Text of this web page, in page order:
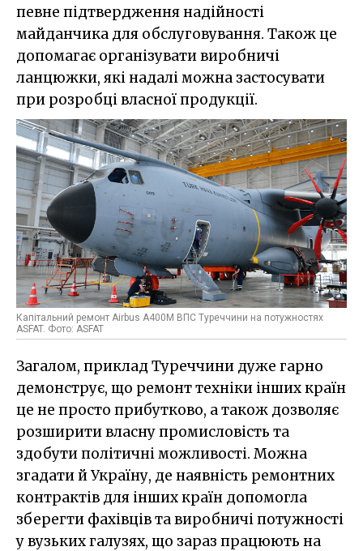
певне підтвердження надійності
майданчика для обслуговування. Також це
допомагає організувати виробничі
ланцюжки, які надалі можна застосувати
при розробці власної продукції.
Капітальний ремонт Airbus A400M ВПС Туреччини на потужностях
ASFAT. Фото: ASFAT
Загалом, приклад Туреччини дуже гарно
демонструє, що ремонт техніки інших країн
це не просто прибутково, а також дозволяє
розширити власну промисловість та
здобути політичні можливості. Можна
згадати й Україну, де наявність ремонтних
контрактів для інших країн допомогла
зберегти фахівців та виробничі потужності
у вузьких галузях, що зараз працюють на